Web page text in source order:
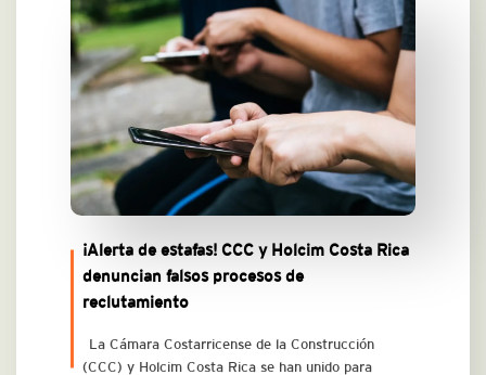
¡Alerta de estafas! CCC y Holcim Costa Rica
denuncian falsos procesos de
reclutamiento
La Cámara Costarricense de la Construcción
(CCC) y Holcim Costa Rica se han unido para